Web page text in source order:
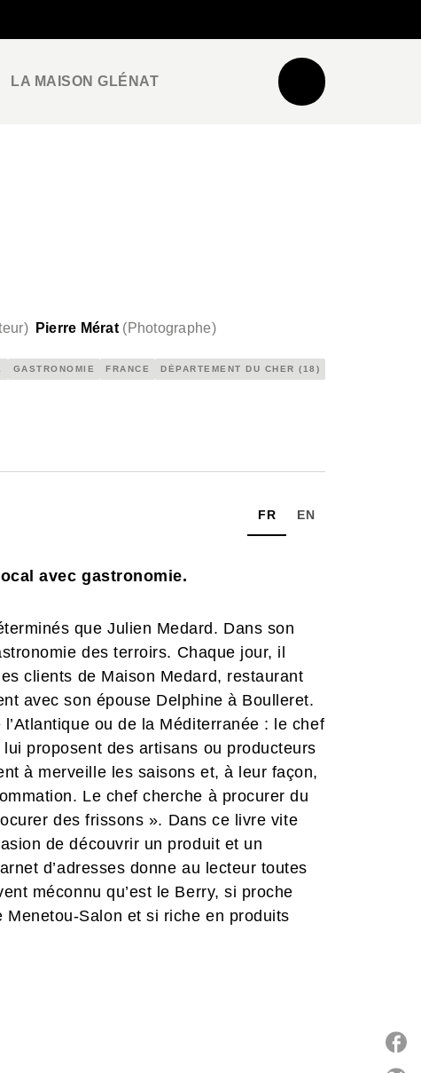
LA MAISON GLÉNAT
) Pierre Mérat (Photographe)
GASTRONOMIE FRANCE DÉPARTEMENT DU CHER (18)
FR EN
avec gastronomie.
que Julien Medard. Dans son
des terroirs. Chaque jour, il
clients de Maison Medard, restaurant
avec son épouse Delphine à Boulleret.
ou de la Méditerranée : le chef
proposent des artisans ou producteurs
à merveille les saisons et, à leur façon,
Le chef cherche à procurer du
des frissons ». Dans ce livre vite
de découvrir un produit et un
d’adresses donne au lecteur toutes
méconnu qu’est le Berry, si proche
Salon et si riche en produits